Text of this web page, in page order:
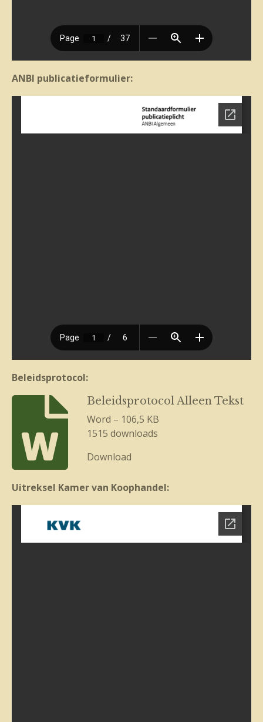
ANBI publicatieformulier:
Beleidsprotocol:
Beleidsprotocol Alleen Tekst
Word – 106,5 KB
1515 downloads
Download
Uitreksel Kamer van Koophandel: